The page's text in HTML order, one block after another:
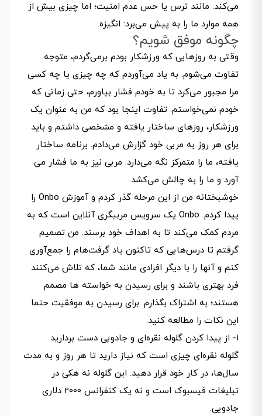
می‌­کند. مانند ترس یا حس عدم امنیت؛ اما چیزی بیش از
همه موارد ما را به پیش می‌برد: انگیزه.
چگونه موفق شویم؟
وقتی به روزهایی که ورزشکار بودم برمی­‌گردم، متوجه
تفاوت می­‌شوم. به یاد می­‌آوردم که چه چیزی یا چه کسی
مرا مجبور می­‌کرد تا به خودم فشار بیاورم، حتی زمانی که
خودم نمی­‌خواستم. تفاوت اینجا بود که من به عنوان یک
ورزشکار، روزهای ساختار یافته و مشخصی داشتم و باید
برای هر روز به مربی خود گزارش می‌­دادم. برنامه ساختار
یافته، ما را متمرکز نگه می­‌دارد. مربی نیز به ما فشار می­‌
آورد و ما را به چالش می‌­کشد.
خوشبختانه من از این مرحله گذر کردم و آموزش Onbo را
پیدا کردم. Onbo یک سرویس مربیگری آنلاین است که به
مردم کمک می‌­کند تا به اهداف خود برسند. من تصمیم
گرفتم تا درس­‌هایی که تاکنون یاد گرفت‌ه­ام را جمع­‌آوری
کنم و آنها را با دیگر افرادی مانند شما، که تلاش می­‌کنند
فرد بهتری باشند و برای رسیدن به خواسته ها مصمم
هستند؛ به اشتراک بگذارم. برای رسیدن به موفقیت حتما
این نکات را مطالعه کنید.
1- از پیدا کردن گلوله نقره‌­ای و جادویی دست بردارید
گلوله نقره‌­ای چیزی است که نیاز دارید تا هر روز و به مدت
سال­‌ها، در کار خود قرار دهید. این گلوله نه هکی در
تبلیغات فیسبوک است و نه یک کنفرانس 2000 دلاری
جادویی.